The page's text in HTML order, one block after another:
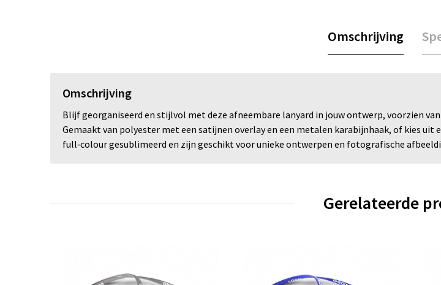
Omschrijving
Omschrijving
Blijf georganiseerd en stijlvol met deze afneembare lanyard in jouw ontwerp, voorzien
Gemaakt van polyester met een satijnen overlay en een metalen karabijnhaak, of kies uit
full‑colour gesublimeerd en zijn geschikt voor unieke ontwerpen en fotografische
Gerelateerde